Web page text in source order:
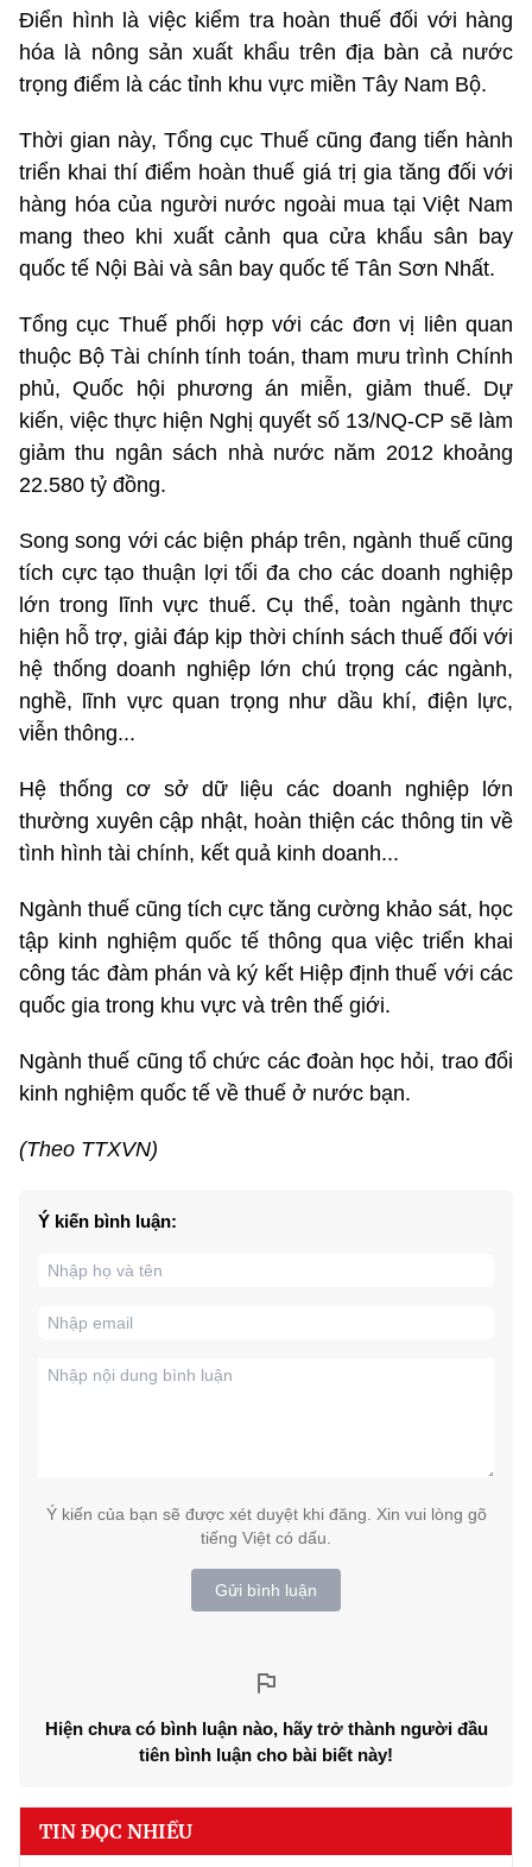
Điển hình là việc kiểm tra hoàn thuế đối với hàng
hóa là nông sản xuất khẩu trên địa bàn cả nước
trọng điểm là các tỉnh khu vực miền Tây Nam Bộ.
Thời gian này, Tổng cục Thuế cũng đang tiến hành
triển khai thí điểm hoàn thuế giá trị gia tăng đối với
hàng hóa của người nước ngoài mua tại Việt Nam
mang theo khi xuất cảnh qua cửa khẩu sân bay
quốc tế Nội Bài và sân bay quốc tế Tân Sơn Nhất.
Tổng cục Thuế phối hợp với các đơn vị liên quan
thuộc Bộ Tài chính tính toán, tham mưu trình Chính
phủ, Quốc hội phương án miễn, giảm thuế. Dự
kiến, việc thực hiện Nghị quyết số 13/NQ-CP sẽ làm
giảm thu ngân sách nhà nước năm 2012 khoảng
22.580 tỷ đồng.
Song song với các biện pháp trên, ngành thuế cũng
tích cực tạo thuận lợi tối đa cho các doanh nghiệp
lớn trong lĩnh vực thuế. Cụ thể, toàn ngành thực
hiện hỗ trợ, giải đáp kịp thời chính sách thuế đối với
hệ thống doanh nghiệp lớn chú trọng các ngành,
nghề, lĩnh vực quan trọng như dầu khí, điện lực,
viễn thông...
Hệ thống cơ sở dữ liệu các doanh nghiệp lớn
thường xuyên cập nhật, hoàn thiện các thông tin về
tình hình tài chính, kết quả kinh doanh...
Ngành thuế cũng tích cực tăng cường khảo sát, học
tập kinh nghiệm quốc tế thông qua việc triển khai
công tác đàm phán và ký kết Hiệp định thuế với các
quốc gia trong khu vực và trên thế giới.
Ngành thuế cũng tổ chức các đoàn học hỏi, trao đổi
kinh nghiệm quốc tế về thuế ở nước bạn.
(Theo TTXVN)
Ý kiến bình luận:
Ý kiến của bạn sẽ được xét duyệt khi đăng. Xin vui lòng gõ
tiếng Việt có dấu.
Gửi bình luận
Hiện chưa có bình luận nào, hãy trở thành người đầu
tiên bình luận cho bài biết này!
TIN ĐỌC NHIỀU